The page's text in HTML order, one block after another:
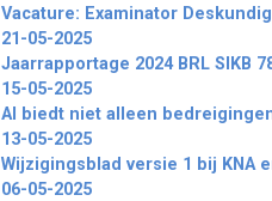
Vacature: Examinator
21-05-2025
Jaarrapportage 2024 BRL SIKB
15-05-2025
AI biedt niet alleen
13-05-2025
Wijzigingsblad versie 1 bij KNA
06-05-2025